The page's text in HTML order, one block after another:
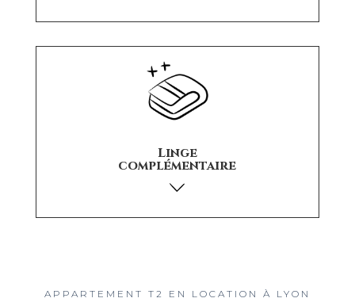
Linge
complémentaire
APPARTEMENT T2 EN LOCATION À LYON